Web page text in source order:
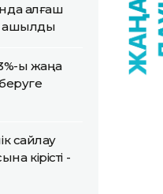
алғаш
ашылды
ы жаңа
сайлау
кірісті -